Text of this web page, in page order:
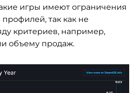
игры имеют ограничения
так как не
критериев, например,
объему продаж.